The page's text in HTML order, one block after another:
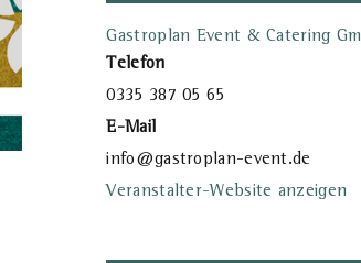
Gastroplan Event & Catering
Telefon
0335 387 05 65
E-Mail
info@gastroplan-event.de
Veranstalter-Website anzeigen